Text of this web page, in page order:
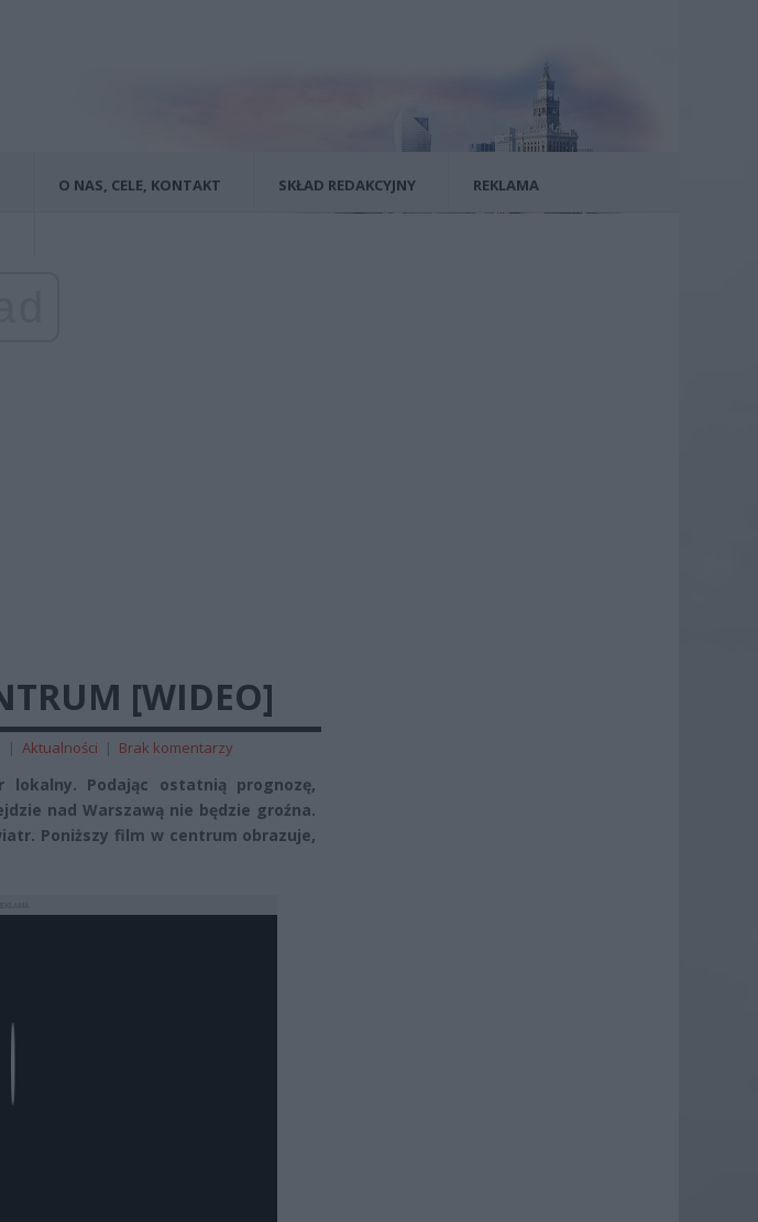
O NAS, CELE, KONTAKT SKŁAD REDAKCYJNY REKLAMA
[WIDEO]
| Aktualności | Brak komentarzy
Podając ostatnią prognozę,
nad Warszawą nie będzie groźna.
Poniższy film w centrum obrazuje,